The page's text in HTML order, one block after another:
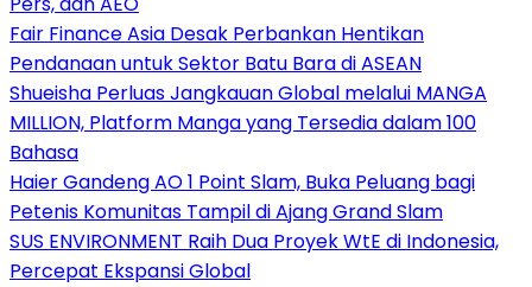
Fair Finance Asia Desak Perbankan Hentikan
Pendanaan untuk Sektor Batu Bara di ASEAN
Shueisha Perluas Jangkauan Global melalui MANGA
MILLION, Platform Manga yang Tersedia dalam 100
Bahasa
Haier Gandeng AO 1 Point Slam, Buka Peluang bagi
Petenis Komunitas Tampil di Ajang Grand Slam
SUS ENVIRONMENT Raih Dua Proyek WtE di Indonesia,
Percepat Ekspansi Global